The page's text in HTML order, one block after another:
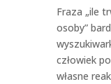
Fraza „ile
osoby”
człowiek
własne